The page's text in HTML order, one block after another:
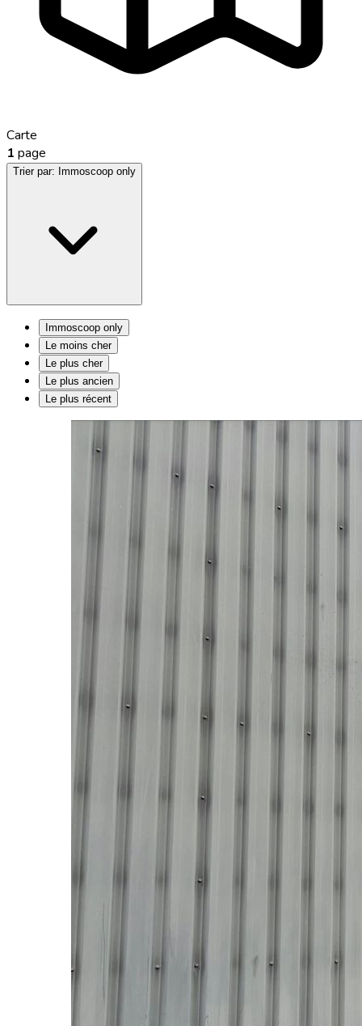
Carte
1 page
Trier par: Immoscoop only
Immoscoop only
Le moins cher
Le plus cher
Le plus ancien
Le plus récent